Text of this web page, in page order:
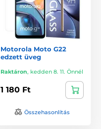
Motorola Moto G22
edzett üveg
Raktáron, kedden 8. 11. Önnél
1 180 Ft
Összehasonlítás